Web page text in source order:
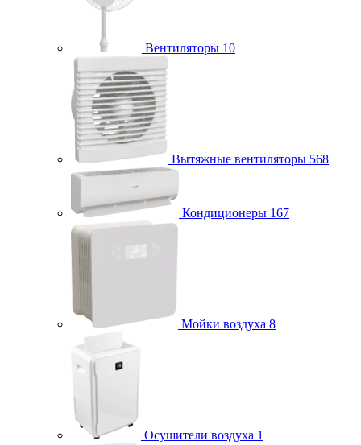
Вентиляторы 10
Вытяжные вентиляторы 568
Кондиционеры 167
Мойки воздуха 8
Осушители воздуха 1